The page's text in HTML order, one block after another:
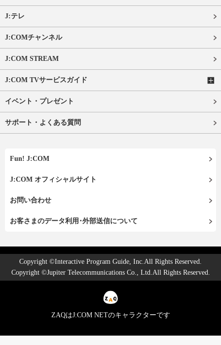
J:テレ
J:COMチャンネル
J:COM STREAM
J:COM TVサービスガイド
イベント・プレゼント
サポート・よくある質問
Fun! J:COM
J:COM オフィシャルサイト
お問い合わせ
お客さまのデータ利用･外部送信について
Copyright ©Interactive Program Guide, Inc.All Rights Reserved.
Copyright ©Jupiter Telecommunications Co., Ltd.All Rights Reserved.
ZAQはJ:COM NETのキャラクターです